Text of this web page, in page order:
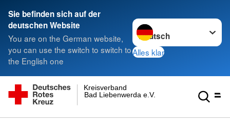
Sie befinden sich auf der
deutschen Website
You are on the German website,
you can use the switch to switch to
the English one
Sprache wechseln zu
Alles klar
Bad Liebenwerda e.V.
Kreisverband